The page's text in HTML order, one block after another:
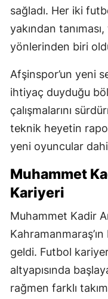
sağladı. Her iki
yakından
yönlerinden biri
Afşinspor’un yeni
ihtiyaç duyduğu
çalışmalarını
teknik heyetin
yeni oyuncular
Muhammet
Kariyeri
Muhammet Kadir
geldi. Futbol
altyapısında
rağmen farklı